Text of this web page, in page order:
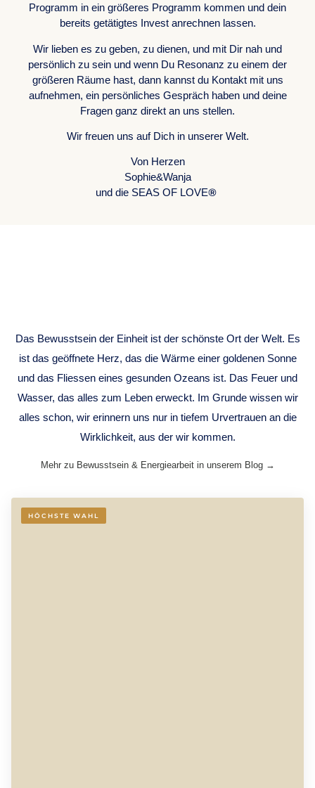
Programm in ein größeres Programm kommen und dein
bereits getätigtes Invest anrechnen lassen.
Wir lieben es zu geben, zu dienen, und mit Dir nah und
persönlich zu sein und wenn Du Resonanz zu einem der
größeren Räume hast, dann kannst du Kontakt mit uns
aufnehmen, ein persönliches Gespräch haben und deine
Fragen ganz direkt an uns stellen.
Wir freuen uns auf Dich in unserer Welt.
Von Herzen
Sophie&Wanja
und die SEAS OF LOVE®
Das Bewusstsein der Einheit ist der schönste Ort der Welt. Es
ist das geöffnete Herz, das die Wärme einer goldenen Sonne
und das Fliessen eines gesunden Ozeans ist. Das Feuer und
Wasser, das alles zum Leben erweckt. Im Grunde wissen wir
alles schon, wir erinnern uns nur in tiefem Urvertrauen an die
Wirklichkeit, aus der wir kommen.
Mehr zu Bewusstsein & Energiearbeit in unserem Blog →
HÖCHSTE WAHL